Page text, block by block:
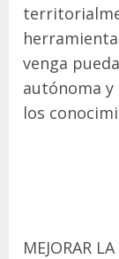
venga
autónoma
los
MEJORAR